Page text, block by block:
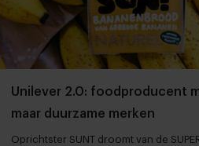
Unilever 2.0: foodproducent
maar duurzame merken
Oprichtster SUNT droomt van de